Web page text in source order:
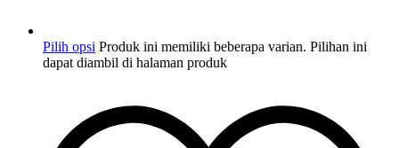
Pilih opsi Produk ini memiliki beberapa varian. Pilihan ini
dapat diambil di halaman produk